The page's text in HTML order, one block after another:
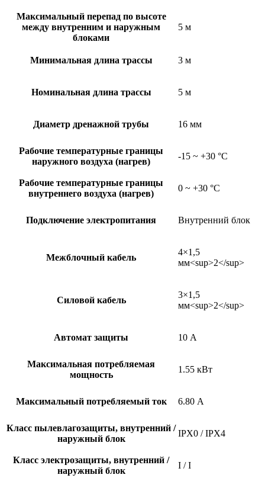
Максимальный перепад по высоте
между внутренним и наружным
блоками
5 м
Минимальная длина трассы 3 м
Номинальная длина трассы 5 м
Диаметр дренажной трубы 16 мм
Рабочие температурные границы
наружного воздуха (нагрев)
-15 ~ +30 °C
Рабочие температурные границы
внутреннего воздуха (нагрев)
0 ~ +30 °C
Подключение электропитания Внутренний блок
Межблочный кабель
4×1,5
мм<sup>2</sup>
Силовой кабель
3×1,5
мм<sup>2</sup>
Автомат защиты 10 А
Максимальная потребляемая
мощность
1.55 кВт
Максимальный потребляемый ток 6.80 А
Класс пылевлагозащиты, внутренний /
наружный блок
IPX0 / IPX4
Класс электрозащиты, внутренний /
наружный блок
I / I